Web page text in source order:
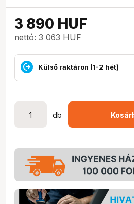
3 890 HUF
nettó: 3 063 HUF
Külső raktáron (1-2 hét)
db